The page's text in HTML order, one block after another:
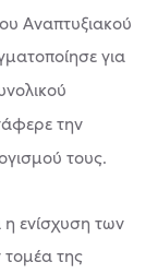
Αναπτυξιακού
για
την
τους.
ενίσχυση των
τομέα της